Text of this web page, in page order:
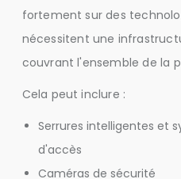
fortement sur des
nécessitent une
couvrant l'ensemble de la
Cela peut inclure :
Serrures intelligentes et
d'accès
Caméras de sécurité